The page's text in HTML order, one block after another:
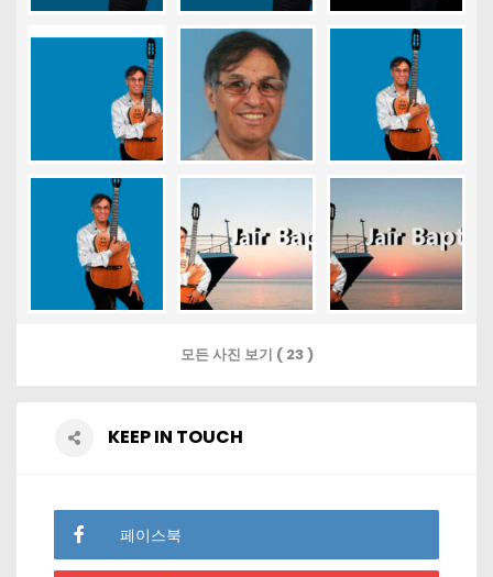
모든 사진 보기 ( 23 )
KEEP IN TOUCH
페이스북